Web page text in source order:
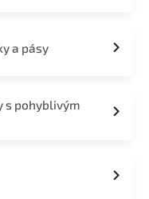
a pásy
s pohyblivým